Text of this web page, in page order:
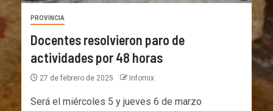
PROVINCIA
Docentes resolvieron paro de
actividades por 48 horas
27 de febrero de 2025 Infomix
Será el miércoles 5 y jueves 6 de marzo